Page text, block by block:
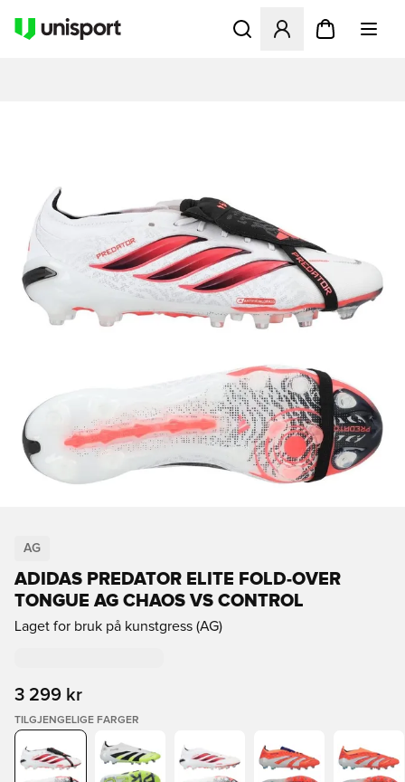
Åpner en Modal for å
AG
ADIDAS PREDATOR ELITE FOLD-OVER
TONGUE AG CHAOS VS CONTROL
Laget for bruk på kunstgress (AG)
3 299 kr
TILGJENGELIGE FARGER